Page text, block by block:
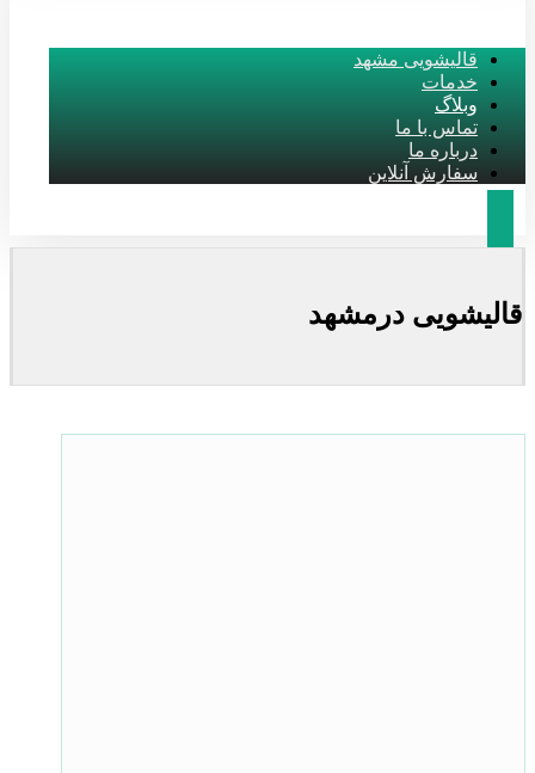
قالیشویی مشهد
خدمات
وبلاگ
تماس با ما
درباره ما
سفارش آنلاین
قالیشویی درمشهد